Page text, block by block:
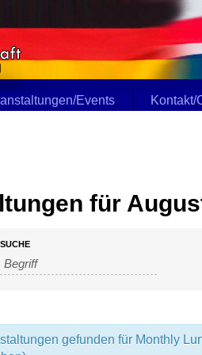
Events Kontakt/
für
SUCHE
gefunden für Monthly